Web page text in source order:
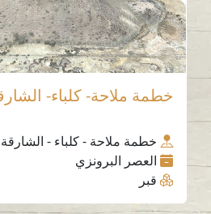
خطمة ملاحة- كلباء-
خطمة ملاحة - كلباء - الشارقة
العصر البرونزي
قبر